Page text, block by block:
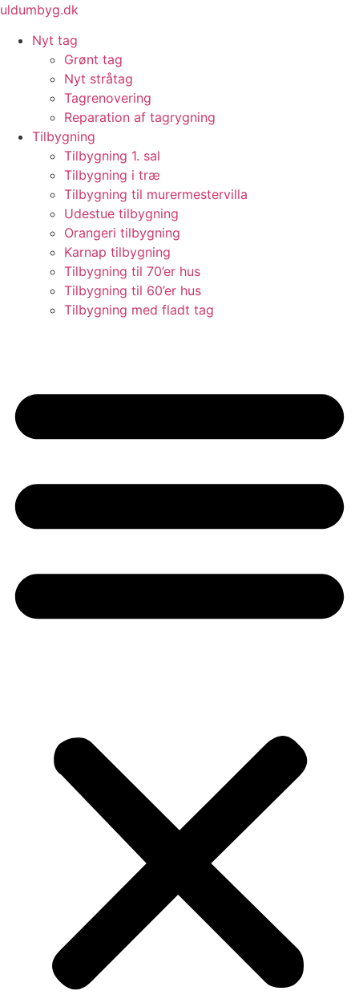
Videre
indhold
uldumbyg.dk
Nyt tag
Grønt tag
Nyt stråtag
Tagrenovering
Reparation af tagrygning
Tilbygning
Tilbygning 1. sal
Tilbygning i træ
Tilbygning til murermestervilla
Udestue tilbygning
Orangeri tilbygning
Karnap tilbygning
Tilbygning til 70’er hus
Tilbygning til 60’er hus
Tilbygning med fladt tag